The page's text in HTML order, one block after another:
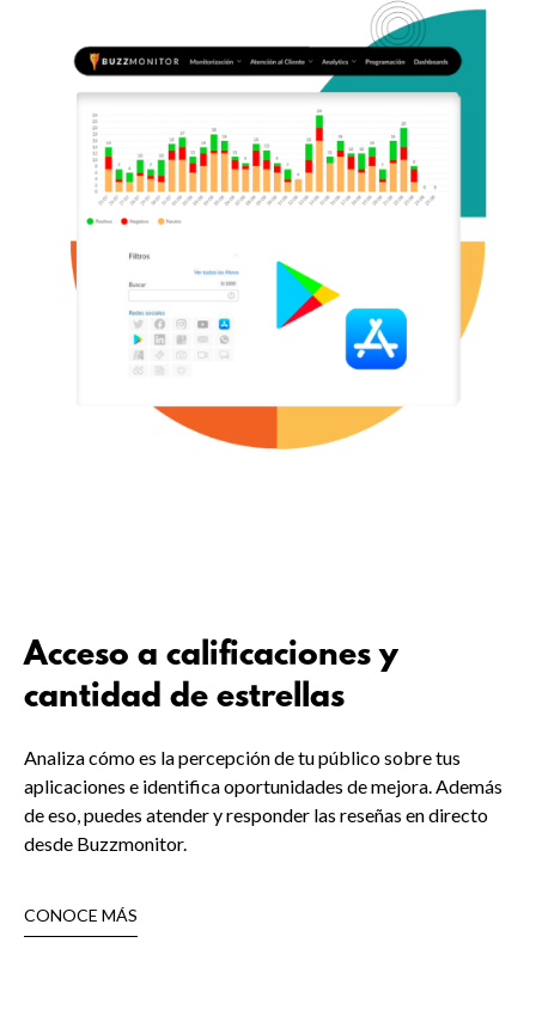
Acceso a calificaciones y
cantidad de estrellas
Analiza cómo es la percepción de tu público sobre tus
aplicaciones e identifica oportunidades de mejora. Además
de eso, puedes atender y responder las reseñas en directo
desde Buzzmonitor.
CONOCE MÁS